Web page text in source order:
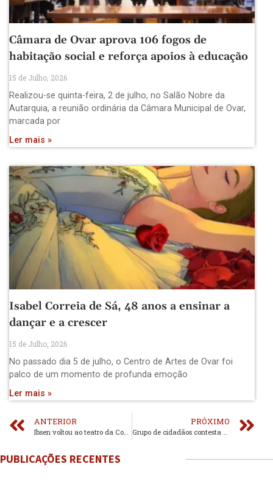
Câmara de Ovar aprova 106 fogos de
habitação social e reforça apoios à educação
15 de Julho, 2026
Realizou-se quinta-feira, 2 de julho, no Salão Nobre da
Autarquia, a reunião ordinária da Câmara Municipal de Ovar,
marcada por
Ler mais »
Isabel Correia de Sá, 48 anos a ensinar a
dançar e a crescer
15 de Julho, 2026
No passado dia 5 de julho, o Centro de Artes de Ovar foi
palco de um momento de profunda emoção
Ler mais »
ANTERIOR PRÓXIMO
PUBLICAÇÕES RECENTES